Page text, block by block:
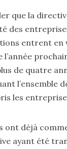
que la
des
entrent en
l’année
de quatre
l’ensemble
les
ont déjà
ayant été